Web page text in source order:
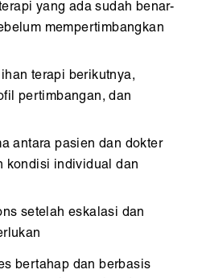
yang ada sudah benar-
mempertimbangkan
terapi berikutnya,
pertimbangan, dan
antara pasien dan dokter
kondisi individual dan
setelah eskalasi dan
bertahap dan berbasis